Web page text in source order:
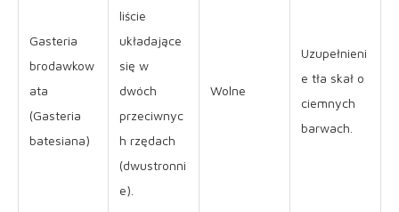
Gasteria
brodawkow
ata
(Gasteria
batesiana)
liście
układające
się w
dwóch
przeciwnyc
h rzędach
(dwustronni
e).
Wolne
Uzupełnieni
e tła skał o
ciemnych
barwach.